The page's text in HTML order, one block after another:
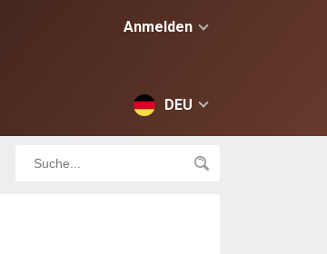
Anmelden
DEU